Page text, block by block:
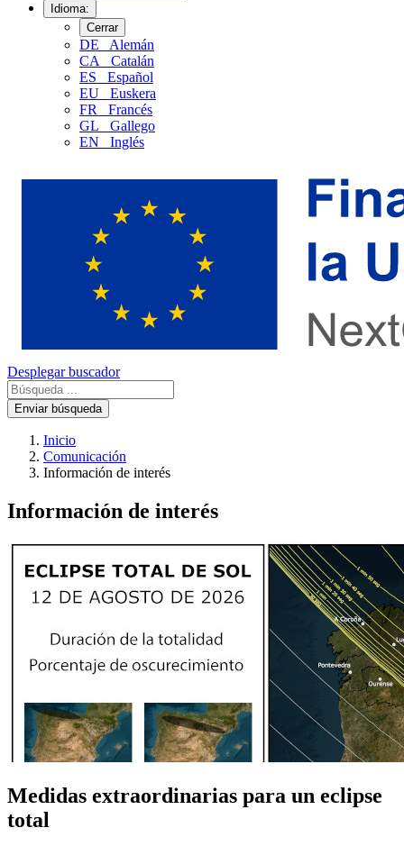
Idioma:
Cerrar
DE
Alemán
CA
Catalán
ES
Español
EU
Euskera
FR
Francés
GL
Gallego
EN
Inglés
Desplegar buscador
Enviar búsqueda
Inicio
Comunicación
Información de interés
Información de interés
Medidas extraordinarias para un eclipse
total